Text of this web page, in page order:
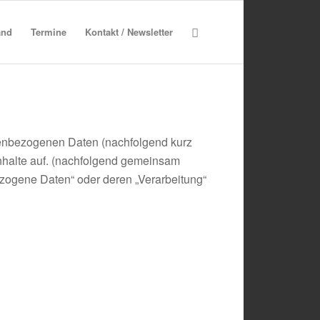
Termine Kontakt / Newsletter
Daten (nachfolgend kurz
auf. (nachfolgend gemeinsam
Daten“ oder deren „Verarbeitung“